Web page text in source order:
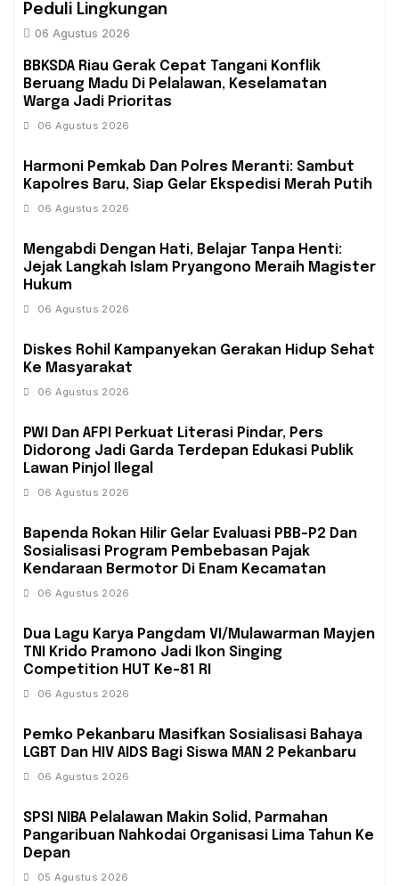
Peduli Lingkungan
06 Agustus 2026
BBKSDA Riau Gerak Cepat Tangani Konflik
Beruang Madu Di Pelalawan, Keselamatan
Warga Jadi Prioritas
06 Agustus 2026
Harmoni Pemkab Dan Polres Meranti: Sambut
Kapolres Baru, Siap Gelar Ekspedisi Merah Putih
06 Agustus 2026
Mengabdi Dengan Hati, Belajar Tanpa Henti:
Jejak Langkah Islam Pryangono Meraih Magister
Hukum
06 Agustus 2026
Diskes Rohil Kampanyekan Gerakan Hidup Sehat
Ke Masyarakat
06 Agustus 2026
PWI Dan AFPI Perkuat Literasi Pindar, Pers
Didorong Jadi Garda Terdepan Edukasi Publik
Lawan Pinjol Ilegal
06 Agustus 2026
Bapenda Rokan Hilir Gelar Evaluasi PBB-P2 Dan
Sosialisasi Program Pembebasan Pajak
Kendaraan Bermotor Di Enam Kecamatan
06 Agustus 2026
Dua Lagu Karya Pangdam VI/Mulawarman Mayjen
TNI Krido Pramono Jadi Ikon Singing
Competition HUT Ke-81 RI
06 Agustus 2026
‎Pemko Pekanbaru Masifkan Sosialisasi Bahaya
LGBT Dan HIV AIDS Bagi Siswa MAN 2 Pekanbaru
06 Agustus 2026
SPSI NIBA Pelalawan Makin Solid, Parmahan
Pangaribuan Nahkodai Organisasi Lima Tahun Ke
Depan
05 Agustus 2026